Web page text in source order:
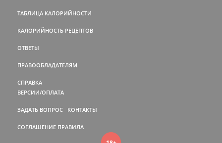
ТАБЛИЦА КАЛОРИЙНОСТИ
КАЛОРИЙНОСТЬ РЕЦЕПТОВ
ОТВЕТЫ
ПРАВООБЛАДАТЕЛЯМ
СПРАВКА
ВЕРСИИ/ОПЛАТА
ЗАДАТЬ ВОПРОС КОНТАКТЫ
СОГЛАШЕНИЕ ПРАВИЛА